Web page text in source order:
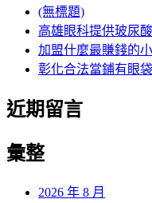
(無標題)
高雄眼科提供玻尿
加盟什麼最賺錢的
彰化合法當鋪有眼
近期留言
彙整
2026 年 8 月